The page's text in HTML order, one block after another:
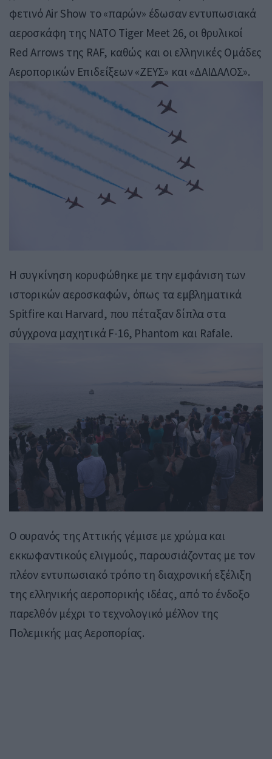
φετινό Air Show το «παρών» έδωσαν εντυπωσιακά
αεροσκάφη της NATO Tiger Meet 26, οι θρυλικοί
Red Arrows της RAF, καθώς και οι ελληνικές Ομάδες
Αεροπορικών Επιδείξεων «ΖΕΥΣ» και «ΔΑΙΔΑΛΟΣ».
Η συγκίνηση κορυφώθηκε με την εμφάνιση των
ιστορικών αεροσκαφών, όπως τα εμβληματικά
Spitfire και Harvard, που πέταξαν δίπλα στα
σύγχρονα μαχητικά F-16, Phantom και Rafale.
Ο ουρανός της Αττικής γέμισε με χρώμα και
εκκωφαντικούς ελιγμούς, παρουσιάζοντας με τον
πλέον εντυπωσιακό τρόπο τη διαχρονική εξέλιξη
της ελληνικής αεροπορικής ιδέας, από το ένδοξο
παρελθόν μέχρι το τεχνολογικό μέλλον της
Πολεμικής μας Αεροπορίας.